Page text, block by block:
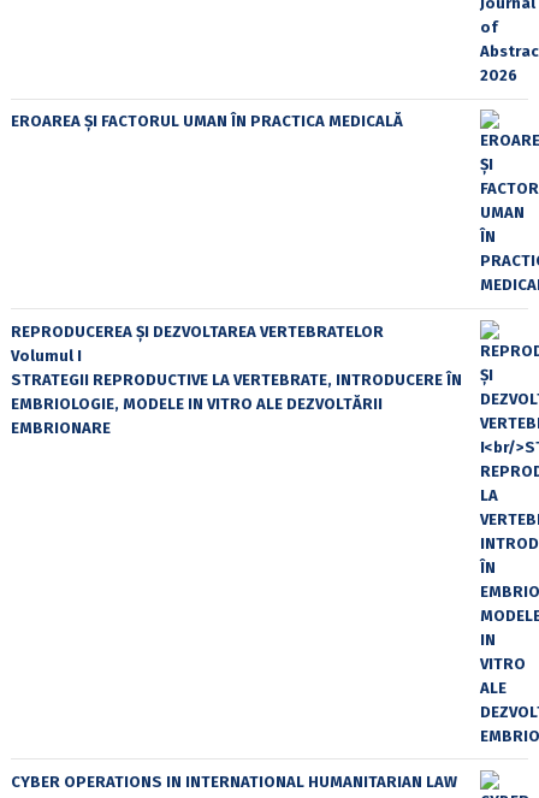
EROAREA ȘI FACTORUL UMAN ÎN PRACTICA MEDICALĂ
REPRODUCEREA ȘI DEZVOLTAREA VERTEBRATELOR
Volumul I
STRATEGII REPRODUCTIVE LA VERTEBRATE, INTRODUCERE ÎN
EMBRIOLOGIE, MODELE IN VITRO ALE DEZVOLTĂRII
EMBRIONARE
CYBER OPERATIONS IN INTERNATIONAL HUMANITARIAN LAW